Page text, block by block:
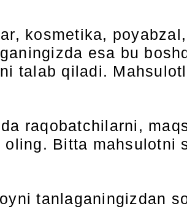
kosmetika,
esa bu
talab qiladi.
raqobatchilarni,
Bitta
tanlaganingizdan